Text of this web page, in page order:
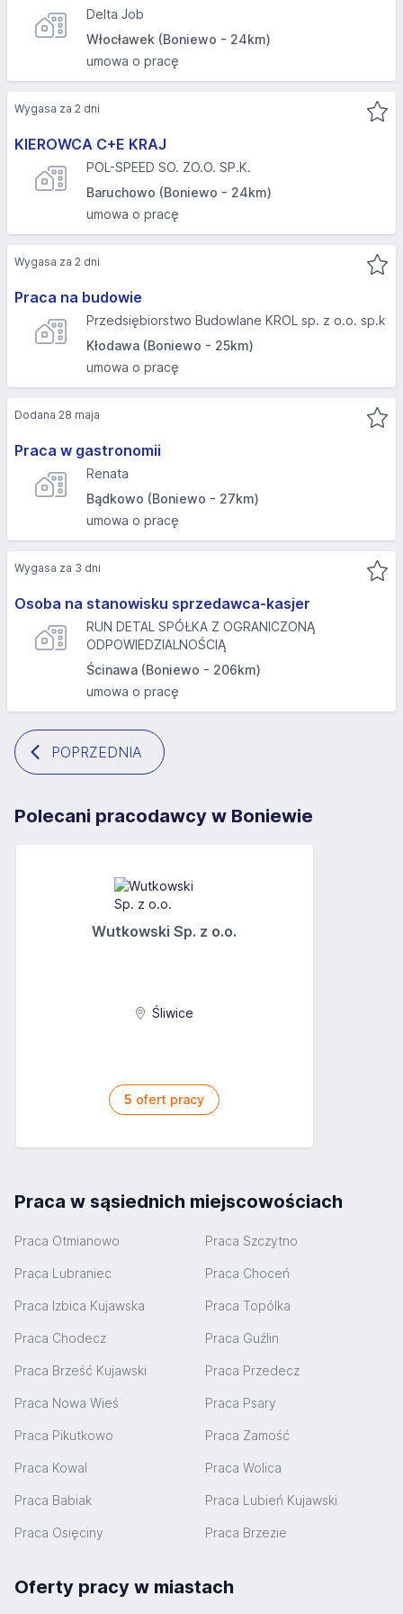
Delta Job
Włocławek (Boniewo - 24km)
umowa o pracę
KIEROWCA C+E KRAJ
POL-SPEED SO. ZO.O. SP.K.
Baruchowo (Boniewo - 24km)
umowa o pracę
Wygasa za 2 dni
Praca na budowie
Przedsiębiorstwo Budowlane KROL sp. z o.o. sp.k
Kłodawa (Boniewo - 25km)
umowa o pracę
Wygasa za 2 dni
Praca w gastronomii
Renata
Bądkowo (Boniewo - 27km)
umowa o pracę
Dodana 28 maja
Osoba na stanowisku sprzedawca-kasjer
RUN DETAL SPÓŁKA Z OGRANICZONĄ
ODPOWIEDZIALNOŚCIĄ
Ścinawa (Boniewo - 206km)
umowa o pracę
Wygasa za 3 dni
POPRZEDNIA
Polecani pracodawcy w Boniewie
Wutkowski Sp. z o.o.
Śliwice
5 ofert pracy
Praca w sąsiednich miejscowościach
Praca Otmianowo Praca Szczytno
Praca Lubraniec Praca Choceń
Praca Izbica Kujawska Praca Topólka
Praca Chodecz Praca Guźlin
Praca Brześć Kujawski Praca Przedecz
Praca Nowa Wieś Praca Psary
Praca Pikutkowo Praca Zamość
Praca Kowal Praca Wolica
Praca Babiak Praca Lubień Kujawski
Praca Osięciny Praca Brzezie
Oferty pracy w miastach